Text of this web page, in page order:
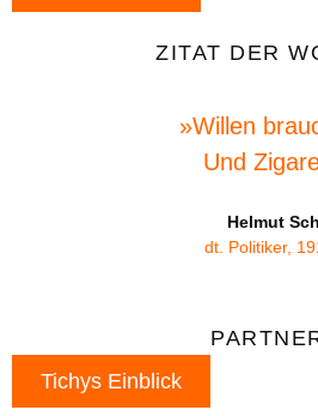
ZITAT DER
»Willen
Und
Helmut
dt. Politiker,
Tichys Einblick